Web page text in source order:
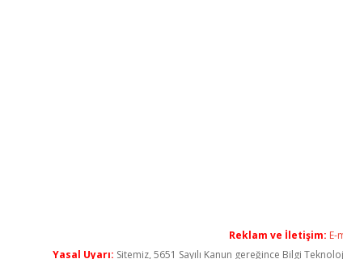
Reklam ve İletişim: E-
Yasal Uyarı: Sitemiz, 5651 Sayılı Kanun gereğince Bilgi